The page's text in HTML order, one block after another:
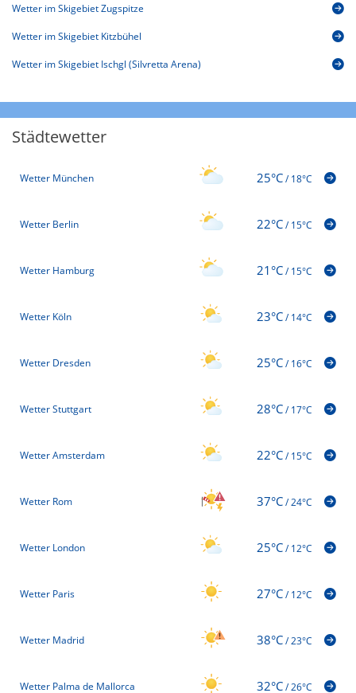
Wetter im Skigebiet Zugspitze
Wetter im Skigebiet Kitzbühel
Wetter im Skigebiet Ischgl (Silvretta Arena)
Städtewetter
Wetter München 25°C/18°C
Wetter Berlin 22°C/15°C
Wetter Hamburg 21°C/15°C
Wetter Köln 23°C/14°C
Wetter Dresden 25°C/16°C
Wetter Stuttgart 28°C/17°C
Wetter Amsterdam 22°C/15°C
Wetter Rom 37°C/24°C
Wetter London 25°C/12°C
Wetter Paris 27°C/12°C
Wetter Madrid 38°C/23°C
Wetter Palma de Mallorca 32°C/26°C